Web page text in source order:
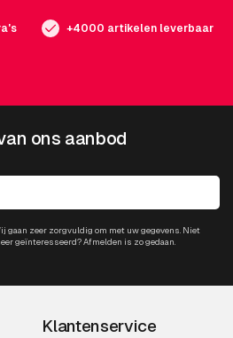
+4000 artikelen leverbaar
ons aanbod
gaan zeer zorgvuldig om met uw gegevens. Niet
geïnteresseerd? Afmelden is zo gedaan.
Klantenservice